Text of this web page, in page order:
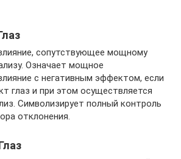
сопутствующее мощному
Означает мощное
с негативным эффектом, если
глаз и при этом осуществляется
Символизирует полный контроль
отклонения.